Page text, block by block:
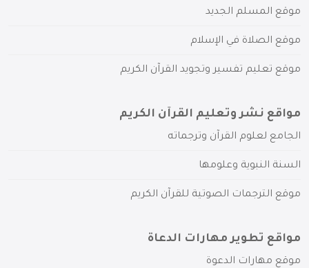
موقع المسلم الجديد
موقع الصلاة في الإسلام
موقع تعليم تفسير وتجويد القرآن الكريم
مواقع نشر وتعليم القرآن الكريم
الجامع لعلوم القرآن وترجماته
السنة النبوية وعلومها
موقع الترجمات الصوتية للقرآن الكريم
مواقع تطوير مهارات الدعاة
موقع مهارات الدعوة